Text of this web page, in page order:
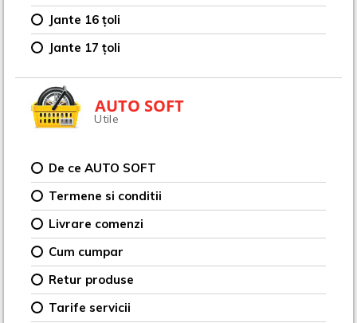
Jante 16 țoli
Jante 17 țoli
AUTO SOFT
Utile
De ce AUTO SOFT
Termene si conditii
Livrare comenzi
Cum cumpar
Retur produse
Tarife servicii